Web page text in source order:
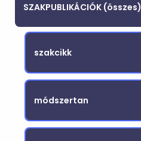
SZAKPUBLIKÁCIÓK (összes)
szakcikk
módszertan